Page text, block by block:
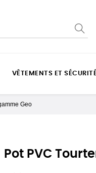
VÊTEMENTS ET
Geo
Pot PVC